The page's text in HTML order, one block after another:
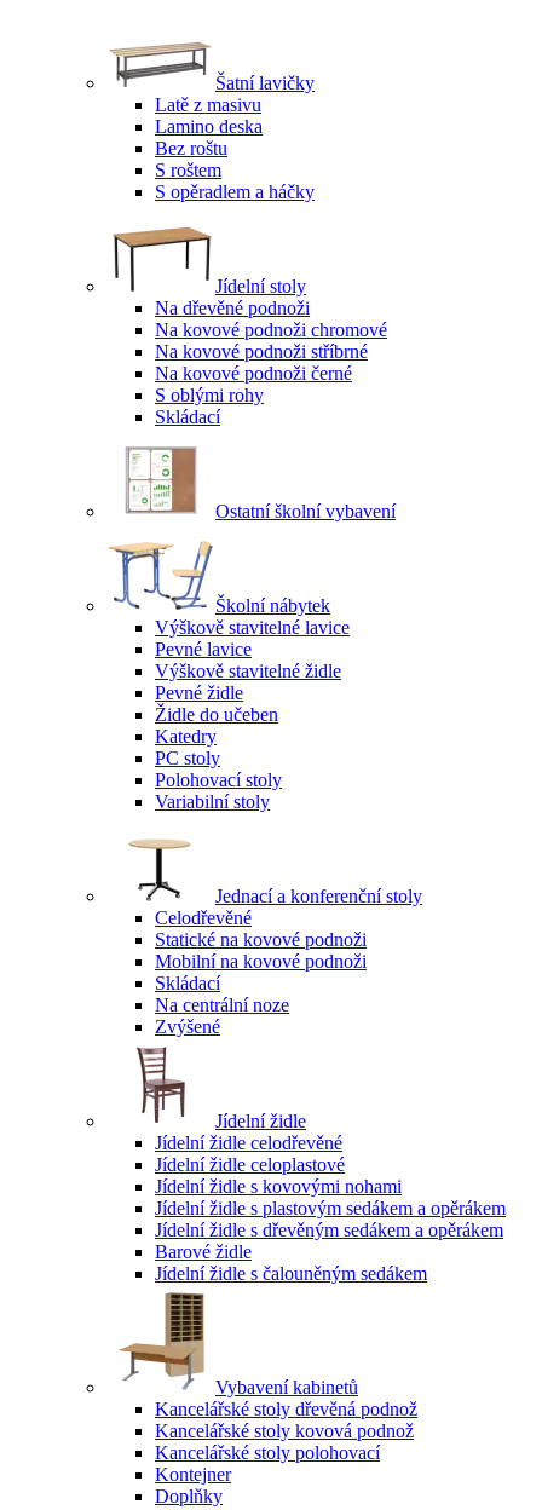
Šatní lavičky
Latě z masivu
Lamino deska
Bez roštu
S roštem
S opěradlem a háčky
Jídelní stoly
Na dřevěné podnoži
Na kovové podnoži chromové
Na kovové podnoži stříbrné
Na kovové podnoži černé
S oblými rohy
Skládací
Ostatní školní vybavení
Školní nábytek
Výškově stavitelné lavice
Pevné lavice
Výškově stavitelné židle
Pevné židle
Židle do učeben
Katedry
PC stoly
Polohovací stoly
Variabilní stoly
Jednací a konferenční stoly
Celodřevěné
Statické na kovové podnoži
Mobilní na kovové podnoži
Skládací
Na centrální noze
Zvýšené
Jídelní židle
Jídelní židle celodřevěné
Jídelní židle celoplastové
Jídelní židle s kovovými nohami
Jídelní židle s plastovým sedákem a opěrákem
Jídelní židle s dřevěným sedákem a opěrákem
Barové židle
Jídelní židle s čalouněným sedákem
Vybavení kabinetů
Kancelářské stoly dřevěná podnož
Kancelářské stoly kovová podnož
Kancelářské stoly polohovací
Kontejner
Doplňky